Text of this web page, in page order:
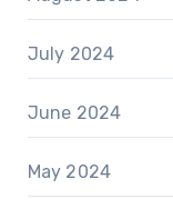
July 2024
June 2024
May 2024